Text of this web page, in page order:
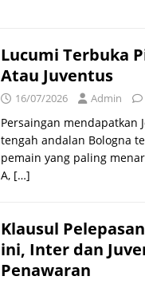
Lucumi Terbuka
Atau Juventus
16/07/2026 Admin
Persaingan mendapatkan
tengah andalan Bologna
pemain yang paling
A, […]
Klausul
ini, Inter dan
Penawaran